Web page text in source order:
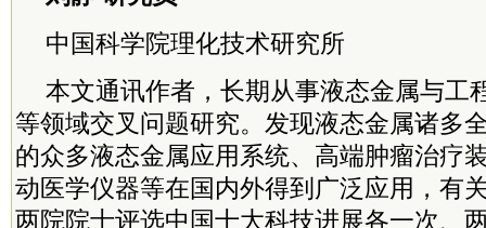
中国科学院理化技术研究所
本文通讯作者，长期从事液态金属与工
等领域交叉问题研究。发现液态金属诸多
的众多液态金属应用系统、高端肿瘤治疗
动医学仪器等在国内外得到广泛应用，有
两院院士评选中国十大科技进展各一次、